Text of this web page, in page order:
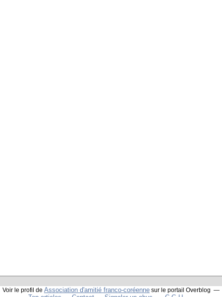
Voir le profil de Association d'amitié franco-coréenne sur le portail Overblog